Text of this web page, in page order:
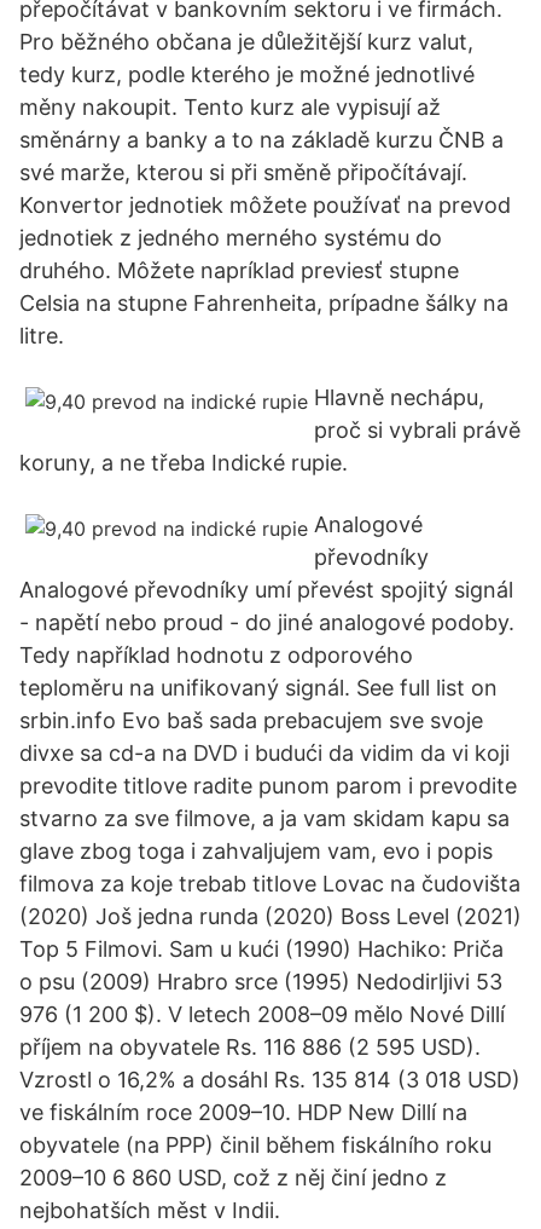
přepočítávat v bankovním sektoru i ve firmách.
Pro běžného občana je důležitější kurz valut,
tedy kurz, podle kterého je možné jednotlivé
měny nakoupit. Tento kurz ale vypisují až
směnárny a banky a to na základě kurzu ČNB a
své marže, kterou si při směně připočítávají.
Konvertor jednotiek môžete používať na prevod
jednotiek z jedného merného systému do
druhého. Môžete napríklad previesť stupne
Celsia na stupne Fahrenheita, prípadne šálky na
litre.
Hlavně nechápu,
proč si vybrali právě
koruny, a ne třeba Indické rupie.
Analogové
převodníky
Analogové převodníky umí převést spojitý signál
- napětí nebo proud - do jiné analogové podoby.
Tedy například hodnotu z odporového
teploměru na unifikovaný signál. See full list on
srbin.info Evo baš sada prebacujem sve svoje
divxe sa cd-a na DVD i budući da vidim da vi koji
prevodite titlove radite punom parom i prevodite
stvarno za sve filmove, a ja vam skidam kapu sa
glave zbog toga i zahvaljujem vam, evo i popis
filmova za koje trebab titlove Lovac na čudovišta
(2020) Još jedna runda (2020) Boss Level (2021)
Top 5 Filmovi. Sam u kući (1990) Hachiko: Priča
o psu (2009) Hrabro srce (1995) Nedodirljivi 53
976 (1 200 $). V letech 2008–09 mělo Nové Dillí
příjem na obyvatele Rs. 116 886 (2 595 USD).
Vzrostl o 16,2% a dosáhl Rs. 135 814 (3 018 USD)
ve fiskálním roce 2009–10. HDP New Dillí na
obyvatele (na PPP) činil během fiskálního roku
2009–10 6 860 USD, což z něj činí jedno z
nejbohatších měst v Indii.